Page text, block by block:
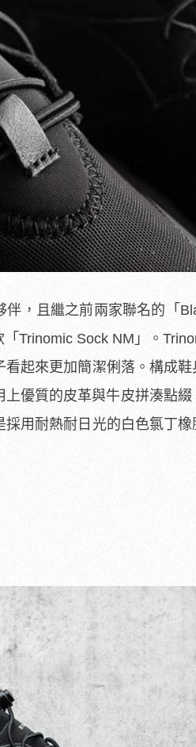
，且繼之前兩家聯名的「
Trinomic Sock NM」。
起來更加簡潔俐落。構成
優質的皮革與牛皮拼湊點
用耐熱耐日光的白色氯丁